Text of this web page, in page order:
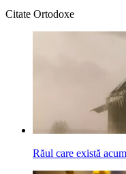
Citate Ortodoxe
Răul care există